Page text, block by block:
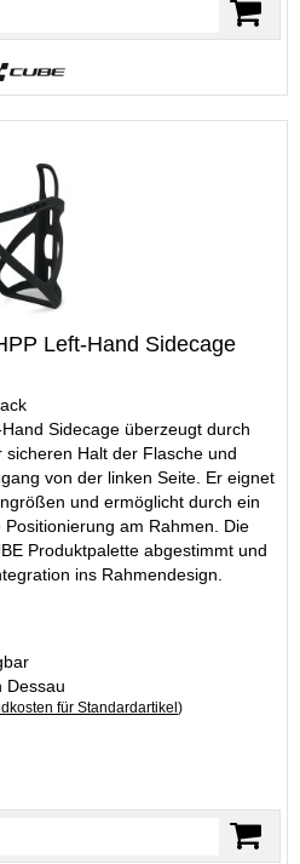
Left-Hand Sidecage
Sidecage überzeugt durch
Halt der Flasche und
von der linken Seite. Er eignet
und ermöglicht durch ein
am Rahmen. Die
Produktpalette abgestimmt und
ins Rahmendesign.
Dessau
für Standardartikel)